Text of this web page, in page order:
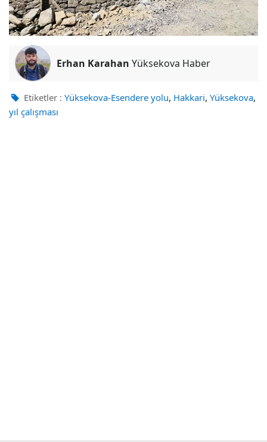
Erhan Karahan Yüksekova Haber
Etiketler : Yüksekova-Esendere yolu, Hakkari, Yüksekova,
yıl çalışması